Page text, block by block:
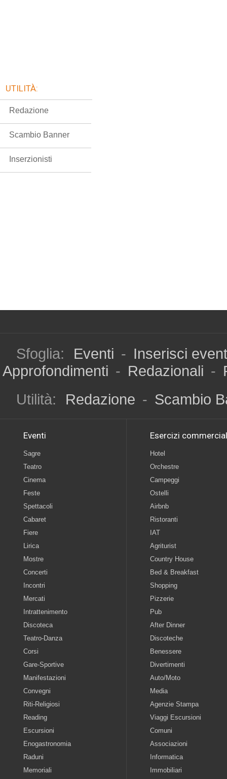
UTILITÀ:
Redazione
Scambio Banner
Inserzionisti
Sfoglia: Eventi - Inserisci
Approfondimenti - Redazionali -
Utilità:
Redazione - Scambio
Eventi
Sagre
Teatro
Cinema
Feste
Spettacoli
Cabaret
Fiere
Lirica
Mostre
Concerti
Incontri
Mercati
Intrattenimento
Discoteca
Teatro-Danza
Corsi
Gare-Sportive
Manifestazioni
Convegni
Riti-Religiosi
Reading
Escursioni
Enogastronomia
Raduni
Memoriali
Esercizi
Hotel
Orchestre
Campeggi
Ostelli
Airbnb
Ristoranti
IAT
Agriturist
Country House
Bed & Breakfast
Shopping
Pizzerie
Pub
After Dinner
Discoteche
Benessere
Divertimenti
Auto/Moto
Media
Agenzie Stampa
Viaggi Escursioni
Comuni
Associazioni
Informatica
Immobiliari